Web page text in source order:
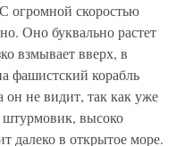
огромной скоростью
Оно буквально растет
взмывает вверх, в
фашистский корабль
он не видит, так как уже
высоко
далеко в открытое море.